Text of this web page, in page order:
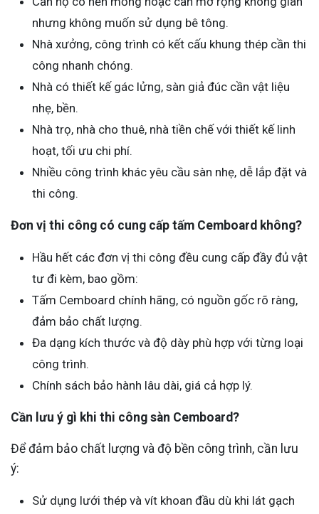
nhưng không muốn sử dụng bê tông.
Nhà xưởng, công trình có kết cấu khung thép cần thi
công nhanh chóng.
Nhà có thiết kế gác lửng, sàn giả đúc cần vật liệu
nhẹ, bền.
Nhà trọ, nhà cho thuê, nhà tiền chế với thiết kế linh
hoạt, tối ưu chi phí.
Nhiều công trình khác yêu cầu sàn nhẹ, dễ lắp đặt và
thi công.
Đơn vị thi công có cung cấp tấm Cemboard không?
Hầu hết các đơn vị thi công đều cung cấp đầy đủ vật
tư đi kèm, bao gồm:
Tấm Cemboard chính hãng, có nguồn gốc rõ ràng,
đảm bảo chất lượng.
Đa dạng kích thước và độ dày phù hợp với từng loại
công trình.
Chính sách bảo hành lâu dài, giá cả hợp lý.
Cần lưu ý gì khi thi công sàn Cemboard?
Để đảm bảo chất lượng và độ bền công trình, cần lưu
ý:
Sử dụng lưới thép và vít khoan đầu dù khi lát gạch